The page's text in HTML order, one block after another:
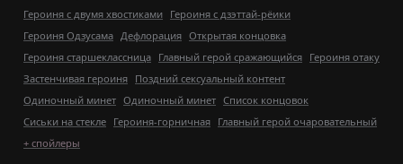
Героиня с двумя хвостиками Героиня с дзэттай-рёики
Героиня Одзусама Дефлорация Открытая концовка
Героиня старшеклассница Главный герой сражающийся Героиня отаку
Застенчивая героиня Поздний сексуальный контент
Одиночный минет Одиночный минет Список концовок
Сиськи на стекле Героиня-горничная Главный герой очаровательный
+ спойлеры